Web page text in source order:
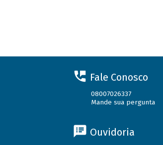
Fale Conosco
08007026337
Mande sua pergunta
Ouvidoria